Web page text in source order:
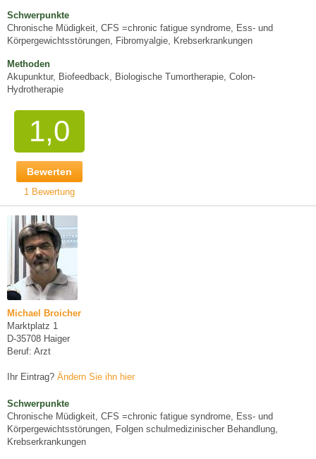
Schwerpunkte
Chronische Müdigkeit, CFS =chronic fatigue syndrome, Ess- und
Körpergewichtsstörungen, Fibromyalgie, Krebserkrankungen
Methoden
Akupunktur, Biofeedback, Biologische Tumortherapie, Colon-
Hydrotherapie
1,0
Bewerten
1 Bewertung
Michael Broicher
Marktplatz 1
D-35708 Haiger
Beruf: Arzt
Ihr Eintrag? Ändern Sie ihn hier
Schwerpunkte
Chronische Müdigkeit, CFS =chronic fatigue syndrome, Ess- und
Körpergewichtsstörungen, Folgen schulmedizinischer Behandlung,
Krebserkrankungen